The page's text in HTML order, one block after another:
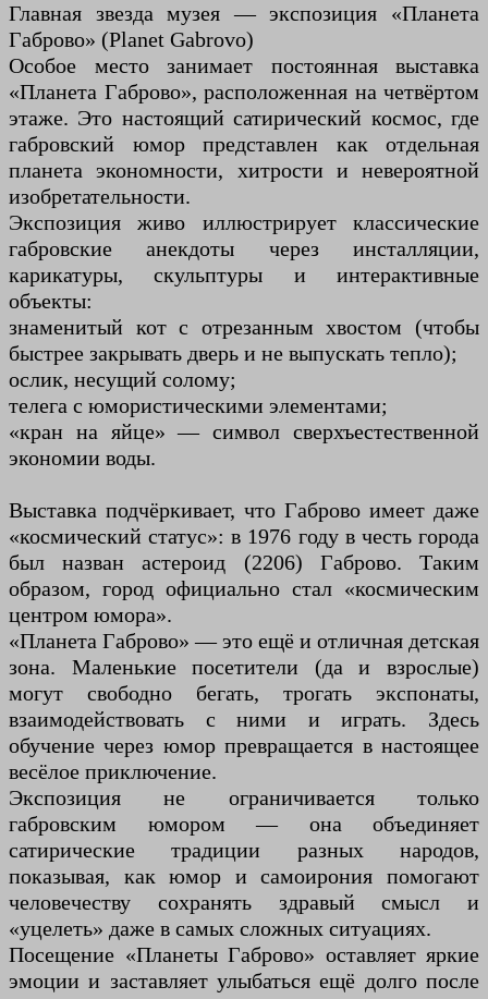
Главная звезда музея — экспозиция «Планета
Габрово» (Planet Gabrovo)
Особое место занимает постоянная выставка
«Планета Габрово», расположенная на четвёртом
этаже. Это настоящий сатирический космос, где
габровский юмор представлен как отдельная
планета экономности, хитрости и невероятной
изобретательности.
Экспозиция живо иллюстрирует классические
габровские анекдоты через инсталляции,
карикатуры, скульптуры и интерактивные
объекты:
знаменитый кот с отрезанным хвостом (чтобы
быстрее закрывать дверь и не выпускать тепло);
ослик, несущий солому;
телега с юмористическими элементами;
«кран на яйце» — символ сверхъестественной
экономии воды.
Выставка подчёркивает, что Габрово имеет даже
«космический статус»: в 1976 году в честь города
был назван астероид (2206) Габрово. Таким
образом, город официально стал «космическим
центром юмора».
«Планета Габрово» — это ещё и отличная детская
зона. Маленькие посетители (да и взрослые)
могут свободно бегать, трогать экспонаты,
взаимодействовать с ними и играть. Здесь
обучение через юмор превращается в настоящее
весёлое приключение.
Экспозиция не ограничивается только
габровским юмором — она объединяет
сатирические традиции разных народов,
показывая, как юмор и самоирония помогают
человечеству сохранять здравый смысл и
«уцелеть» даже в самых сложных ситуациях.
Посещение «Планеты Габрово» оставляет яркие
эмоции и заставляет улыбаться ещё долго после